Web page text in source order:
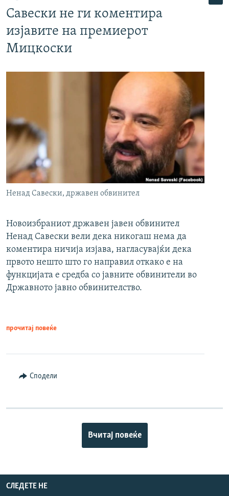
Савески не ги коментира
изјавите на премиерот
Мицкоски
Ненад Савески, државен обвинител
Новоизбраниот државен јавен обвинител
Ненад Савески вели дека никогаш нема да
коментира ничија изјава, нагласувајќи дека
првото нешто што го направил откако е на
функцијата е средба со јавните обвинители во
Државното јавно обвинителство.
прочитај повеќе
Сподели
Вчитај повеќе
СЛЕДЕТЕ НЕ